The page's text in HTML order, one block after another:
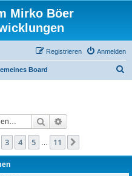
Mirko Böer
Anmelden
Registrieren
Board
Suche
11
3 4 5 11